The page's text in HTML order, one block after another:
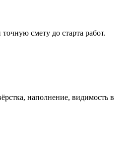
смету до старта работ.
наполнение, видимость в